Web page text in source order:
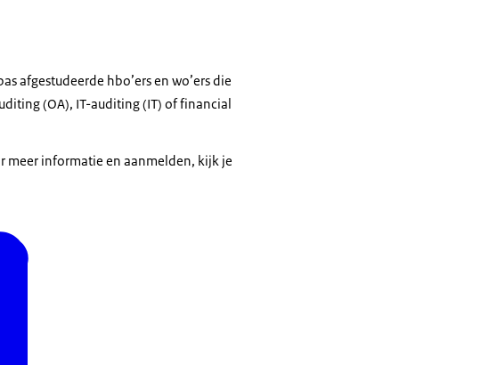
afgestudeerde hbo’ers en wo’ers die
(OA), IT-auditing (IT) of financial
meer informatie en aanmelden, kijk je